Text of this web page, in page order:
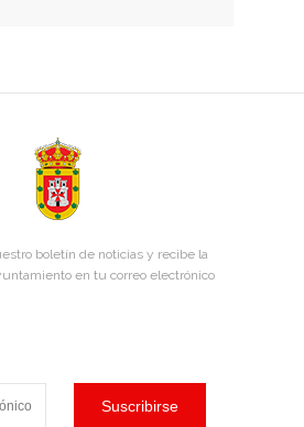
boletín de noticias y recibe la
en tu correo electrónico